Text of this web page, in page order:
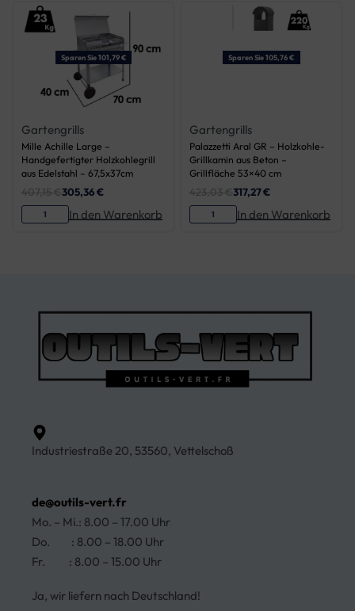
Sparen Sie 101,79 €
Gartengrills
Mille Achille Large –
Handgefertigter Holzkohlegrill
aus Edelstahl – 67,5x37cm
407,15€305,36€
In den Warenkorb
Sparen Sie 105,76 €
Gartengrills
Palazzetti Aral GR – Holzkohle-
Grillkamin aus Beton –
Grillfläche 53×40 cm
423,03€317,27€
In den Warenkorb
Industriestraße 20, 53560, Vettelschoß
de@outils-vert.fr
Mo. – Mi.: 8.00 – 17.00 Uhr
Do. : 8.00 – 18.00 Uhr
Fr. : 8.00 – 15.00 Uhr
Ja, wir liefern nach Deutschland!